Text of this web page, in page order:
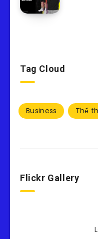
Tag Cloud
Business Thể
Flickr Gallery